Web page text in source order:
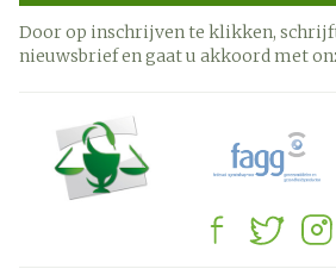
Door op inschrijven te klikken,
nieuwsbrief en gaat u akkoord met